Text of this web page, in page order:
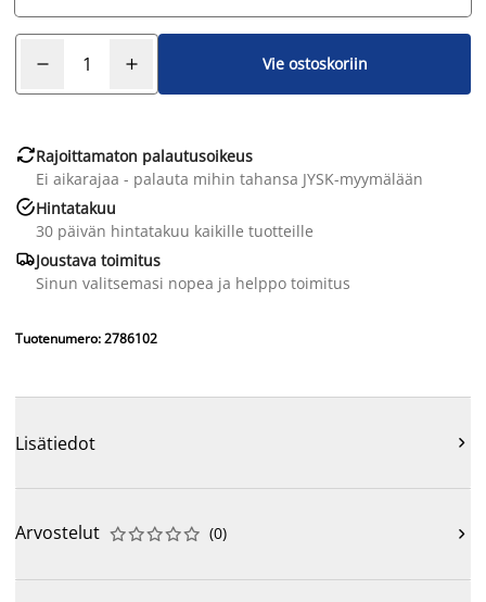
Vie ostoskoriin
Rajoittamaton palautusoikeus
Ei aikarajaa - palauta mihin tahansa JYSK-myymälään
Hintatakuu
30 päivän hintatakuu kaikille tuotteille
Joustava toimitus
Sinun valitsemasi nopea ja helppo toimitus
Tuotenumero: 2786102
Lisätiedot 
Arvostelut 




 (0) 